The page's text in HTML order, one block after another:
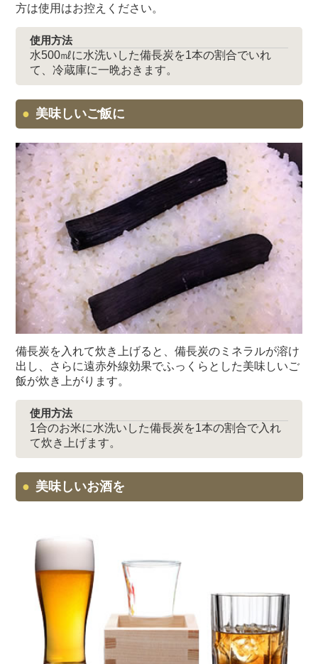
方は使用はお控えください。
使用方法
水500㎖に水洗いした備長炭を1本の割合でいれ
て、冷蔵庫に一晩おきます。
美味しいご飯に
備長炭を入れて炊き上げると、備長炭のミネラルが溶け
出し、さらに遠赤外線効果でふっくらとした美味しいご
飯が炊き上がります。
使用方法
1合のお米に水洗いした備長炭を1本の割合で入れ
て炊き上げます。
美味しいお酒を